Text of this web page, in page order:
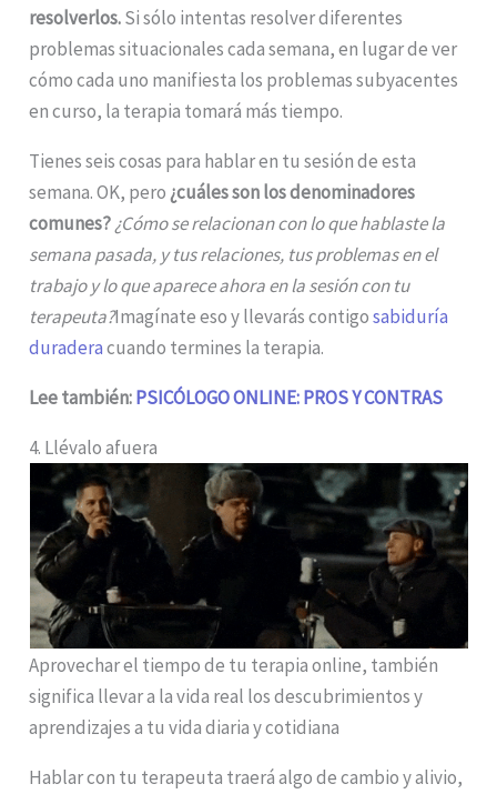
resolverlos.Si sólo intentas resolver diferentes
problemas situacionales cada semana, en lugar de ver
cómo cada uno manifiesta los problemas subyacentes
en curso, la terapia tomará más tiempo.
Tienes seis cosas para hablar en tu sesión de esta
semana. OK, pero ¿cuáles son los denominadores
comunes?¿Cómo se relacionan con lo que hablaste la
semana pasada, y tus relaciones, tus problemas en el
trabajo y lo que aparece ahora en la sesión con tu
terapeuta?Imagínate eso y llevarás contigosabiduría
duraderacuando termines la terapia.
Lee también:PSICÓLOGO ONLINE: PROS Y CONTRAS
4. Llévalo afuera
Aprovechar el tiempo de tu terapia online, también
significa llevar a la vida real los descubrimientos y
aprendizajes a tu vida diaria y cotidiana
Hablar con tu terapeuta traerá algo de cambio y alivio,